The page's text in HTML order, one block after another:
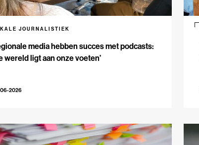
media hebben succes met podcasts:
wereld ligt aan onze voeten’
JOURNALISTIEK
2026